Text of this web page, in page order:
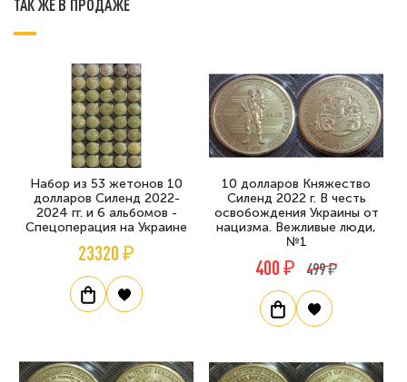
ТАК ЖЕ В ПРОДАЖЕ
Набор из 53 жетонов 10
долларов Силенд 2022-
2024 гг. и 6 альбомов -
Спецоперация на Украине
23320 ₽
10 долларов Княжество
Силенд 2022 г. В честь
освобождения Украины от
нацизма. Вежливые люди,
№1
400 ₽ 499 ₽